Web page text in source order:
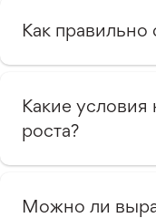
Как правильно
Какие
роста?
Можно ли